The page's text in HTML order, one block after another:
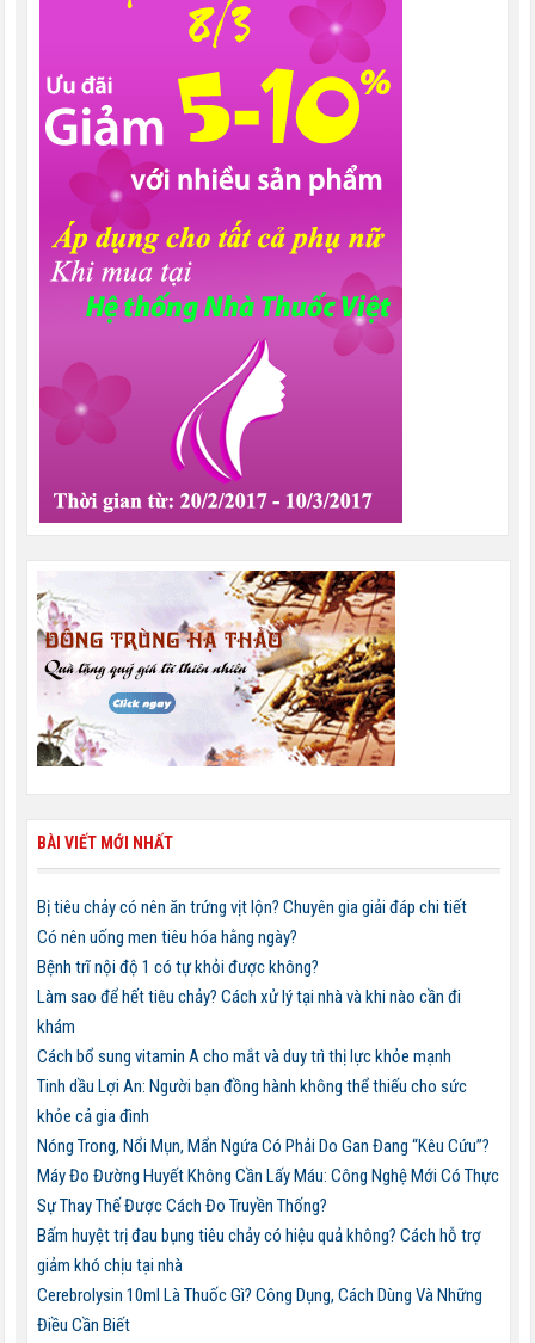
BÀI VIẾT MỚI NHẤT
Bị tiêu chảy có nên ăn trứng vịt lộn? Chuyên gia giải đáp chi tiết
Có nên uống men tiêu hóa hằng ngày?
Bệnh trĩ nội độ 1 có tự khỏi được không?
Làm sao để hết tiêu chảy? Cách xử lý tại nhà và khi nào cần đi
khám
Cách bổ sung vitamin A cho mắt và duy trì thị lực khỏe mạnh
Tinh dầu Lợi An: Người bạn đồng hành không thể thiếu cho sức
khỏe cả gia đình
Nóng Trong, Nổi Mụn, Mẩn Ngứa Có Phải Do Gan Đang “Kêu Cứu”?
Máy Đo Đường Huyết Không Cần Lấy Máu: Công Nghệ Mới Có Thực
Sự Thay Thế Được Cách Đo Truyền Thống?
Bấm huyệt trị đau bụng tiêu chảy có hiệu quả không? Cách hỗ trợ
giảm khó chịu tại nhà
Cerebrolysin 10ml Là Thuốc Gì? Công Dụng, Cách Dùng Và Những
Điều Cần Biết